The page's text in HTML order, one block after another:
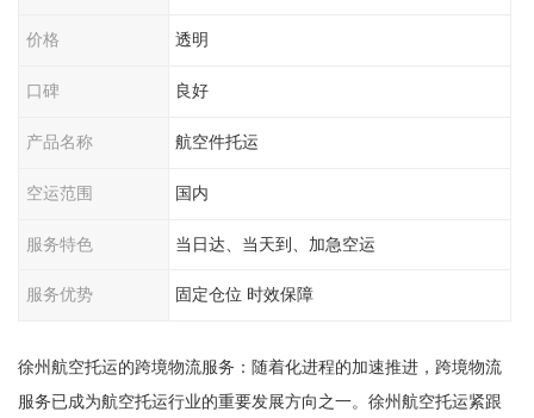
价格 透明
口碑 良好
产品名称 航空件托运
空运范围 国内
服务特色 当日达、当天到、加急空运
服务优势 固定仓位 时效保障
徐州航空托运的跨境物流服务：随着化进程的加速推进，跨境物流
服务已成为航空托运行业的重要发展方向之一。徐州航空托运紧跟